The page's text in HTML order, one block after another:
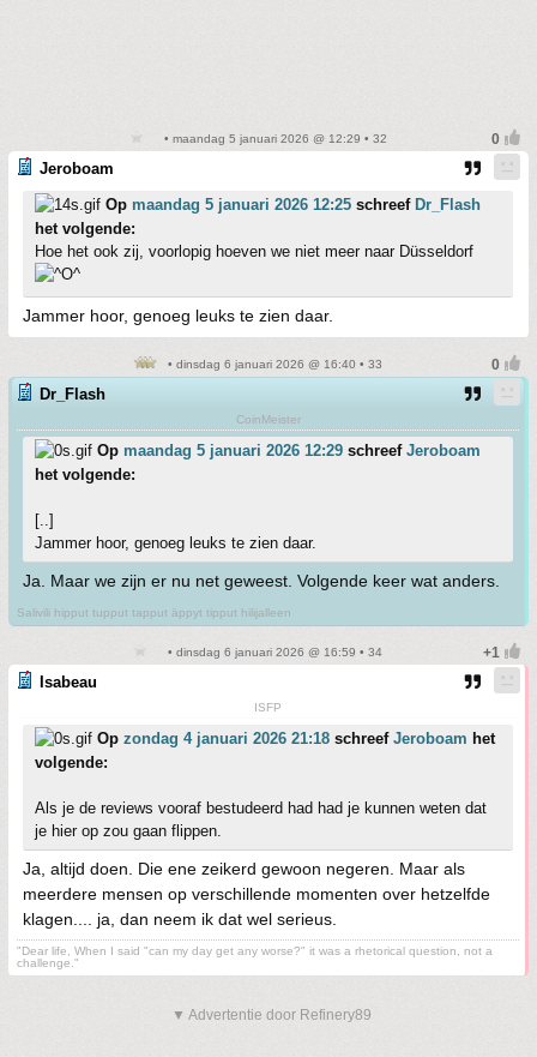
• maandag 5 januari 2026 @ 12:29 • 32
Jeroboam
Op maandag 5 januari 2026 12:25 schreef Dr_Flash
het volgende:
Hoe het ook zij, voorlopig hoeven we niet meer naar Düsseldorf
Jammer hoor, genoeg leuks te zien daar.
• dinsdag 6 januari 2026 @ 16:40 • 33
Dr_Flash
CoinMeister
Op maandag 5 januari 2026 12:29 schreef Jeroboam
het volgende:
[..]
Jammer hoor, genoeg leuks te zien daar.
Ja. Maar we zijn er nu net geweest. Volgende keer wat anders.
Salivili hipput tupput tapput äppyt tipput hilijalleen
• dinsdag 6 januari 2026 @ 16:59 • 34
Isabeau
ISFP
Op zondag 4 januari 2026 21:18 schreef Jeroboam het
volgende:
Als je de reviews vooraf bestudeerd had had je kunnen weten dat
je hier op zou gaan flippen.
Ja, altijd doen. Die ene zeikerd gewoon negeren. Maar als
meerdere mensen op verschillende momenten over hetzelfde
klagen.... ja, dan neem ik dat wel serieus.
"Dear life, When I said "can my day get any worse?" it was a rhetorical question, not a
challenge."
▼ Advertentie door Refinery89